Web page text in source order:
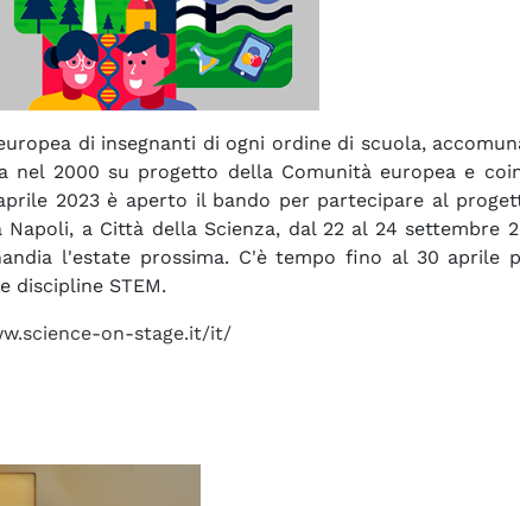
di insegnanti di ogni ordine di scuola,
nel 2000 su progetto della Comunità europea e
2023 è aperto il bando per partecipare al
a Città della Scienza, dal 22 al 24 settembre
l'estate prossima. C'è tempo fino al 30
discipline STEM.
on-stage.it/it/